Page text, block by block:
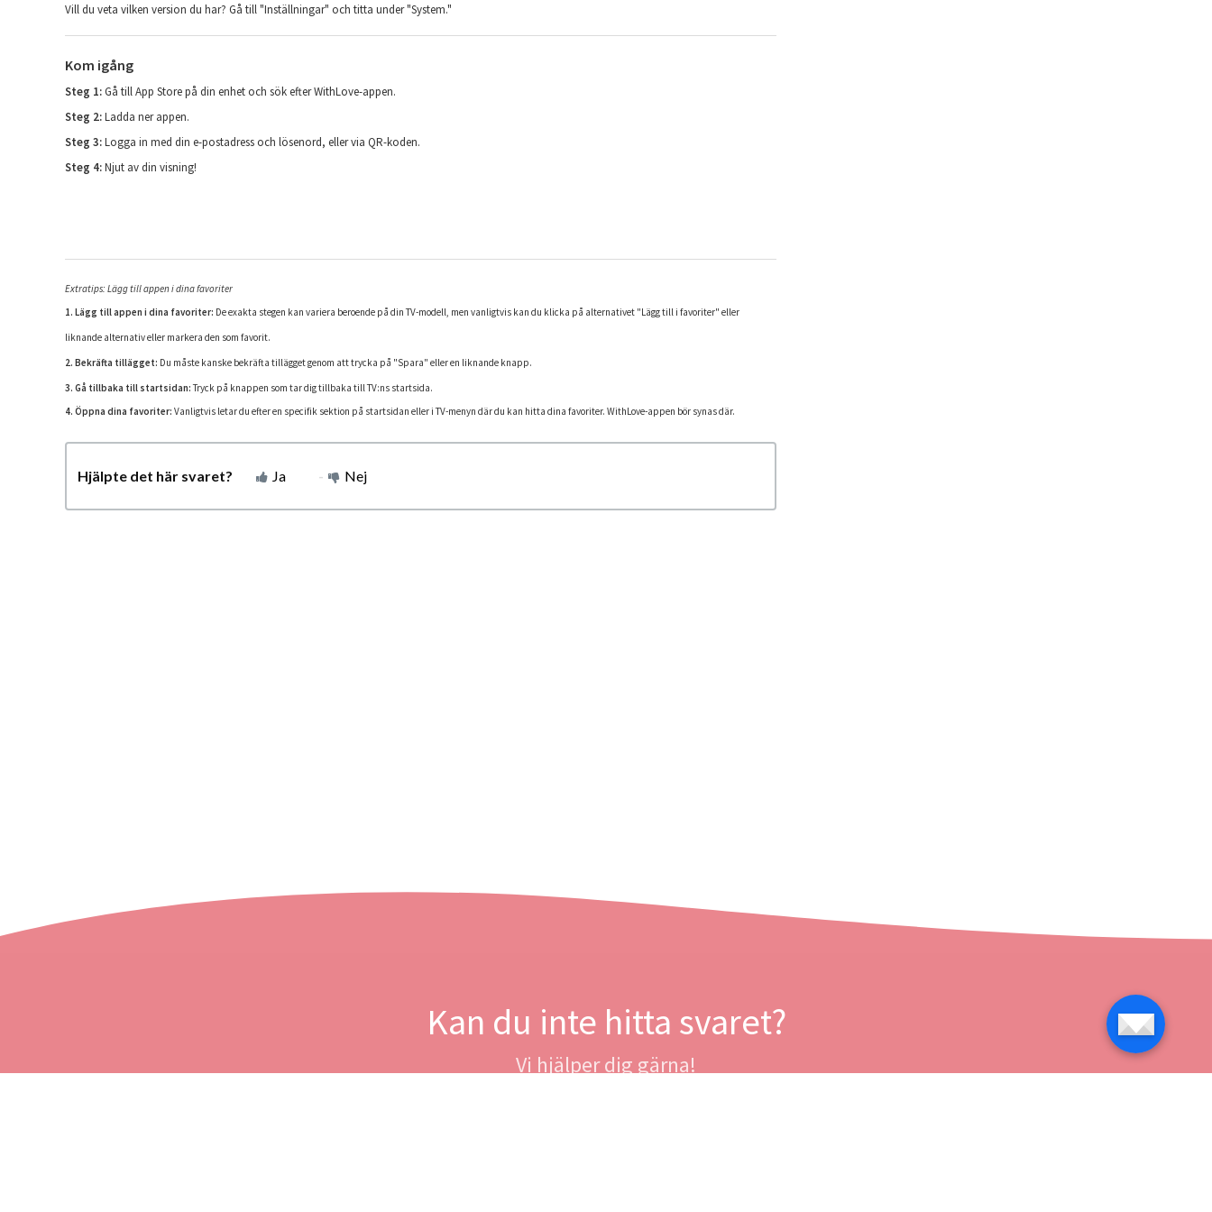
Vill du veta vilken version du har? Gå till "Inställningar" och titta under "System."
Kom igång
Steg 1:Gå till App Store på din enhet och sök efter WithLove-appen.
Steg 2:Ladda ner appen.
Steg 3:Logga in med din e-postadress och lösenord, eller via QR-koden.
Steg 4:Njut av din visning!
Extratips: Lägg till appen i dina favoriter
1. Lägg till appen i dina favoriter: De exakta stegen kan variera beroende på din TV-modell, men vanligtvis kan du klicka på alternativet "Lägg till i favoriter" eller
liknande alternativ eller markera den som favorit.
2. Bekräfta tillägget: Du måste kanske bekräfta tillägget genom att trycka på "Spara" eller en liknande knapp.
3. Gå tillbaka till startsidan:Tryck på knappen som tar dig tillbaka till TV:ns startsida.
4. Öppna dina favoriter: Vanligtvis letar du efter en specifik sektion på startsidan eller i TV-menyn där du kan hitta dina favoriter. WithLove-appen bör synas där.
Hjälpte det här svaret? Ja Nej
Kan du inte hitta svaret?
Vi hjälper dig gärna!